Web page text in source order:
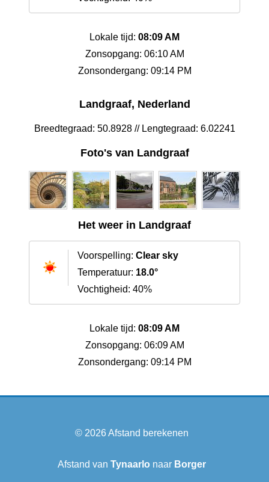
Lokale tijd: 08:09 AM
Zonsopgang: 06:10 AM
Zonsondergang: 09:14 PM
Landgraaf, Nederland
Breedtegraad: 50.8928 // Lengtegraad: 6.02241
Foto's van Landgraaf
Het weer in Landgraaf
Voorspelling: Clear sky
Temperatuur: 18.0°
Vochtigheid: 40%
Lokale tijd: 08:09 AM
Zonsopgang: 06:09 AM
Zonsondergang: 09:14 PM
© 2026Afstand berekenen
Afstand van Tynaarlo naar Borger